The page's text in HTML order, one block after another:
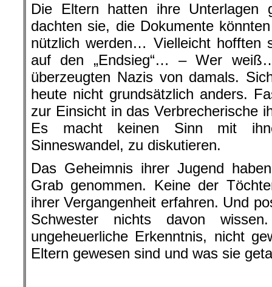
Die Eltern hatten ihre Unterlagen
dachten sie, die Dokumente
nützlich werden… Vielleicht hofften
auf den „Endsieg“… – Wer
überzeugten Nazis von damals.
heute nicht grundsätzlich anders.
zur Einsicht in das Verbrecherische
Es macht keinen Sinn mit
Sinneswandel, zu diskutieren.
Das Geheimnis ihrer Jugend
Grab genommen. Keine der
ihrer Vergangenheit erfahren. Und
Schwester nichts davon
ungeheuerliche Erkenntnis, nicht
Eltern gewesen sind und was sie